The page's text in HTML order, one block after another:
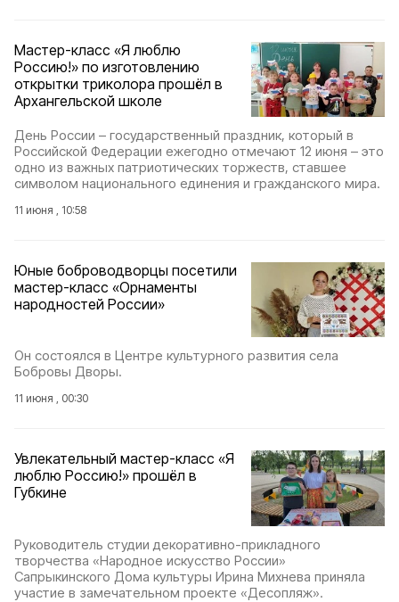
Мастер-класс «Я люблю
Россию!» по изготовлению
открытки триколора прошёл в
Архангельской школе
День России – государственный праздник, который в
Российской Федерации ежегодно отмечают 12 июня – это
одно из важных патриотических торжеств, ставшее
символом национального единения и гражданского мира.
11 июня , 10:58
Юные боброводворцы посетили
мастер-класс «Орнаменты
народностей России»
Он состоялся в Центре культурного развития села
Бобровы Дворы.
11 июня , 00:30
Увлекательный мастер-класс «Я
люблю Россию!» прошёл в
Губкине
Руководитель студии декоративно-прикладного
творчества «Народное искусство России»
Сапрыкинского Дома культуры Ирина Михнева приняла
участие в замечательном проекте «Десопляж».